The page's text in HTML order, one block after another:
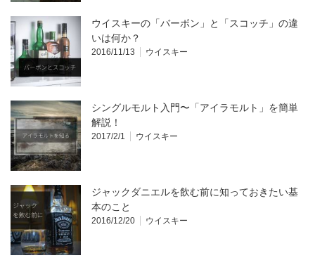
ウイスキーの「バーボン」と「スコッチ」の違
いは何か？
2016/11/13 ウイスキー
シングルモルト入門〜「アイラモルト」を簡単
解説！
2017/2/1 ウイスキー
ジャックダニエルを飲む前に知っておきたい基
本のこと
2016/12/20 ウイスキー